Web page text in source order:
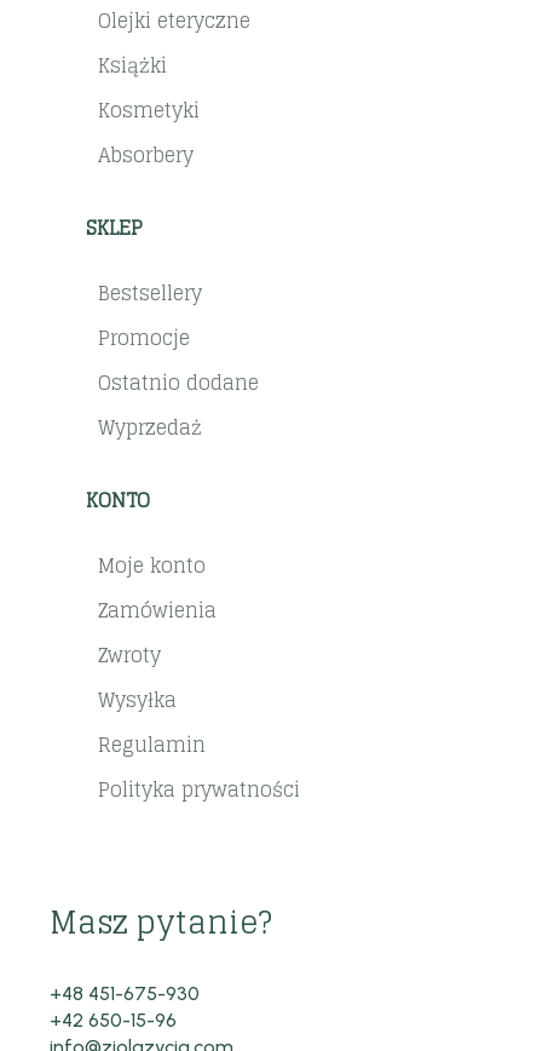
Olejki eteryczne
Książki
Kosmetyki
Absorbery
SKLEP
Bestsellery
Promocje
Ostatnio dodane
Wyprzedaż
KONTO
Moje konto
Zamówienia
Zwroty
Wysyłka
Regulamin
Polityka prywatności
Masz pytanie?
+48 451-675-930
+42 650-15-96